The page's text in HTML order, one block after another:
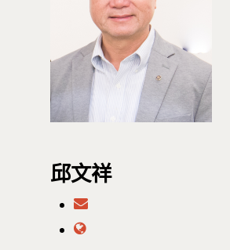
邱文祥